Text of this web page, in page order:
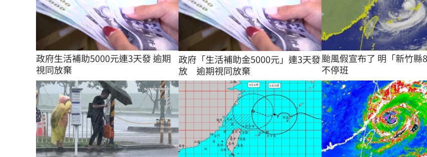
政府生活補助5000元連3天發 逾期
視同放棄
政府「生活補助金5000元」連3天發
放 逾期視同放棄
颱風假宣布了 明「新竹縣
不停班